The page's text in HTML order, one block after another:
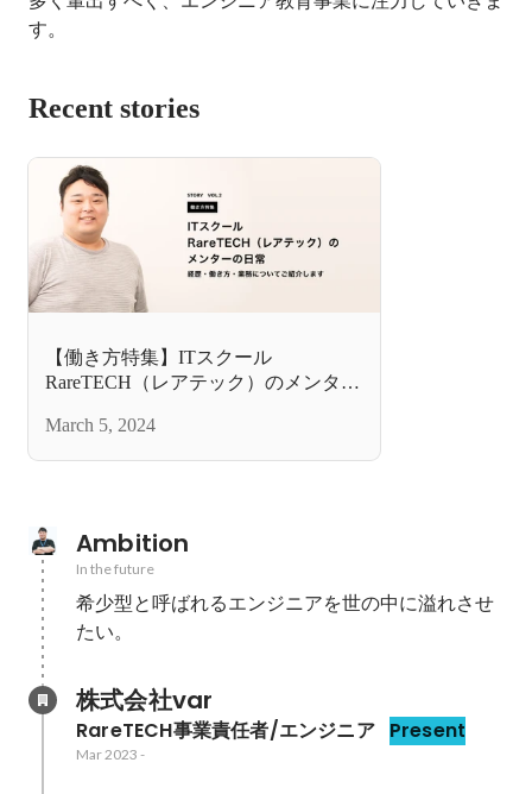
Recent stories
【働き方特集】ITスクール
RareTECH（レアテック）のメンター
March 5, 2024
Ambition
In the future
希少型と呼ばれるエンジニアを世の中に溢れさせ
たい。
株式会社var
RareTECH事業責任者/エンジニア Present
Mar 2023 -